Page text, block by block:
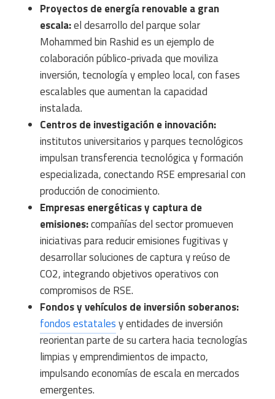
Proyectos de energía renovable a gran
escala:el desarrollo del parque solar
Mohammed bin Rashid es un ejemplo de
colaboración público-privada que moviliza
inversión, tecnología y empleo local, con fases
escalables que aumentan la capacidad
instalada.
Centros de investigación e innovación:
institutos universitarios y parques tecnológicos
impulsan transferencia tecnológica y formación
especializada, conectando RSE empresarial con
producción de conocimiento.
Empresas energéticas y captura de
emisiones:compañías del sector promueven
iniciativas para reducir emisiones fugitivas y
desarrollar soluciones de captura y reúso de
CO2, integrando objetivos operativos con
compromisos de RSE.
Fondos y vehículos de inversión soberanos:
fondos estatalesy entidades de inversión
reorientan parte de su cartera hacia tecnologías
limpias y emprendimientos de impacto,
impulsando economías de escala en mercados
emergentes.